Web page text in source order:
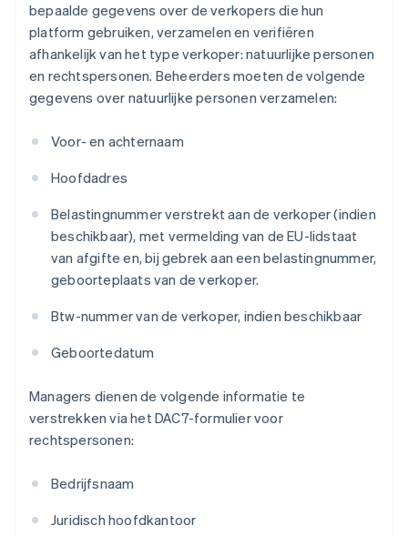
bepaalde gegevens over de verkopers die hun
platform gebruiken, verzamelen en verifiëren
afhankelijk van het type verkoper: natuurlijke personen
en rechtspersonen. Beheerders moeten de volgende
gegevens over natuurlijke personen verzamelen:
Voor- en achternaam
Hoofdadres
Belastingnummer verstrekt aan de verkoper (indien
beschikbaar), met vermelding van de EU-lidstaat
van afgifte en, bij gebrek aan een belastingnummer,
geboorteplaats van de verkoper.
Btw-nummer van de verkoper, indien beschikbaar
Geboortedatum
Managers dienen de volgende informatie te
verstrekken via het DAC7-formulier voor
rechtspersonen:
Bedrijfsnaam
Juridisch hoofdkantoor